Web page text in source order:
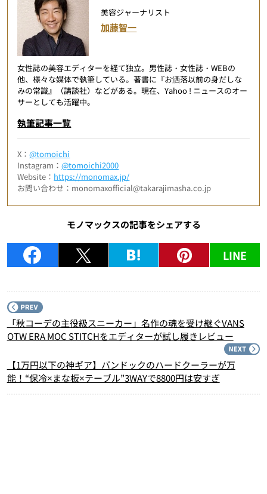
美容ジャーナリスト
加藤智一
女性誌の美容エディターを経て独立。男性誌・女性誌・WEBの
他、様々な媒体で執筆している。著書に『お洒落以前の身だしな
みの常識』（講談社）などがある。現在、Yahoo ! ニュースのオー
サーとしても活躍中。
執筆記事一覧
X：@tomoichi
Instagram：@tomoichi2000
Website： https://monomax.jp/
お問い合わせ：monomaxofficial@takarajimasha.co.jp
モノマックスの記事をシェアする
LINE
「秋コーデの主役級スニーカー」名作の魂を受け継ぐVANS
OTW ERA MOC STITCHをエディターが試し履きレビュー
【1万円以下の神ギア】バンドックのハードクーラーが万
能！“保冷×まな板×テーブル”3WAYで8800円は安すぎ